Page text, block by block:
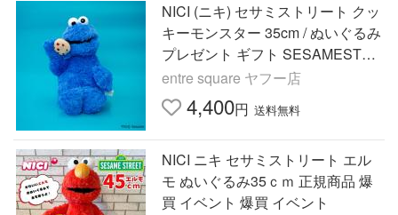
NICI (ニキ) セサミストリート クッ
キーモンスター 35cm / ぬいぐるみ
プレゼント ギフト SESAMESTRE
ET セサミ おもちゃ モンスター ク
ッキー
entre square ヤフー店
4,400円 送料無料
NICI ニキ セサミストリート エル
モ ぬいぐるみ35ｃｍ 正規商品 爆
買 イベント 爆買 イベント